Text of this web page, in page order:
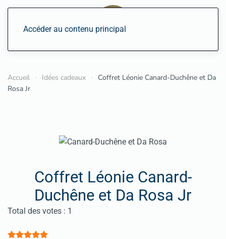
Accéder au contenu principal
Accueil Idées cadeaux
Coffret Léonie Canard-Duchêne et Da
Rosa Jr
Coffret Léonie Canard-
Duchêne et Da Rosa Jr
Vote utilisateur:5/
Total des votes : 1